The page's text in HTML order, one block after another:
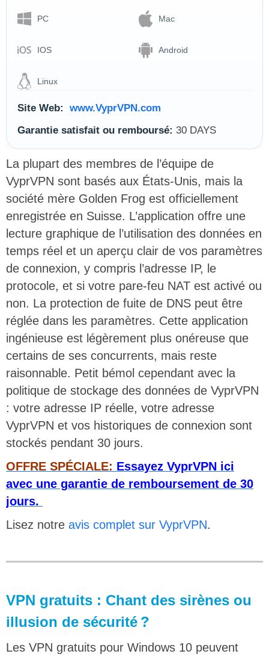
PC Mac
IOS Android
Linux
Site Web:
www.VyprVPN.com
Garantie satisfait ou remboursé: 30 DAYS
La plupart des membres de l’équipe de
VyprVPN sont basés aux États-Unis, mais la
société mère Golden Frog est officiellement
enregistrée en Suisse. L’application offre une
lecture graphique de l’utilisation des données en
temps réel et un aperçu clair de vos paramètres
de connexion, y compris l’adresse IP, le
protocole, et si votre pare-feu NAT est activé ou
non. La protection de fuite de DNS peut être
réglée dans les paramètres. Cette application
ingénieuse est légèrement plus onéreuse que
certains de ses concurrents, mais reste
raisonnable. Petit bémol cependant avec la
politique de stockage des données de VyprVPN
: votre adresse IP réelle, votre adresse
VyprVPN et vos historiques de connexion sont
stockés pendant 30 jours.
OFFRE SPÉCIALE: Essayez VyprVPN ici
avec une garantie de remboursement de 30
jours.
Lisez notre avis complet sur VyprVPN.
VPN gratuits : Chant des sirènes ou
illusion de sécurité ?
Les VPN gratuits pour Windows 10 peuvent